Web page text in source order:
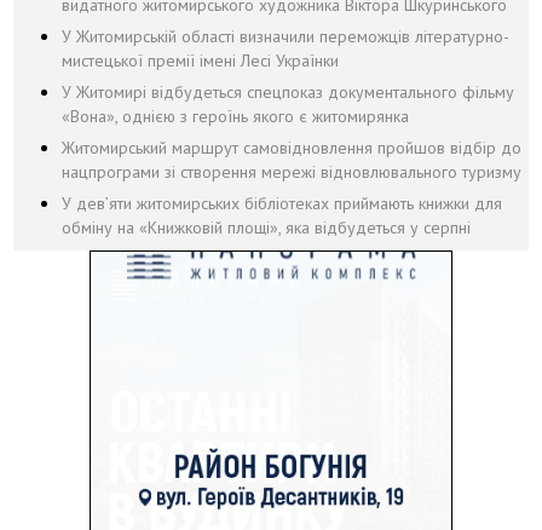
видатного житомирського художника Віктора Шкуринського
У Житомирській області визначили переможців літературно-
мистецької премії імені Лесі Українки
У Житомирі відбудеться спецпоказ документального фільму
«Вона», однією з героїнь якого є житомирянка
Житомирський маршрут самовідновлення пройшов відбір до
нацпрограми зі створення мережі відновлювального туризму
У дев’яти житомирських бібліотеках приймають книжки для
обміну на «Книжковій площі», яка відбудеться у серпні